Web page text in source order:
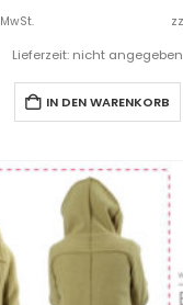
Lieferzeit: nicht angegeben
IN DEN WARENKORB